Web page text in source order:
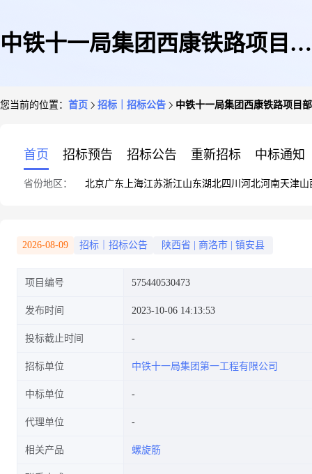
中铁十一局集团西康铁路项目部
您当前的位置： 首页 招标｜招标公告 中铁十一局集团西康铁路项目
首页 招标预告 招标公告 重新招标 中标通知
省份地区： 北京广东 上海江苏浙江山东湖北四川 河北河南天津山
2026-08-09 招标｜招标公告 陕西省 商洛市 镇安县
项目编号 575440530473
发布时间 2023-10-06 14:13:53
投标截止时间
招标单位 中铁十一局集团第一工程有限公司
中标单位
代理单位
相关产品 螺旋筋